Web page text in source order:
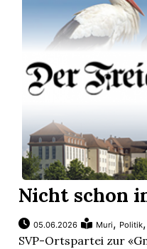
Nicht schon
05.06.2026 Muri, Politik,
SVP-Ortspartei zur